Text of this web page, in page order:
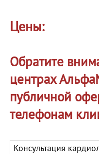
Цены:
Обратите
центрах
публичной
телефонам
Консультация